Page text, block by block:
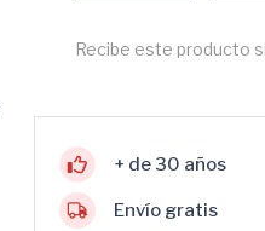
Recibe este producto
+ de 30 años
Envío gratis